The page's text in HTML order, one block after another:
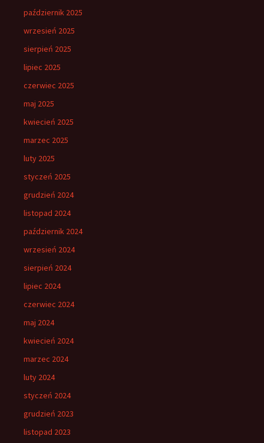
październik 2025
wrzesień 2025
sierpień 2025
lipiec 2025
czerwiec 2025
maj 2025
kwiecień 2025
marzec 2025
luty 2025
styczeń 2025
grudzień 2024
listopad 2024
październik 2024
wrzesień 2024
sierpień 2024
lipiec 2024
czerwiec 2024
maj 2024
kwiecień 2024
marzec 2024
luty 2024
styczeń 2024
grudzień 2023
listopad 2023